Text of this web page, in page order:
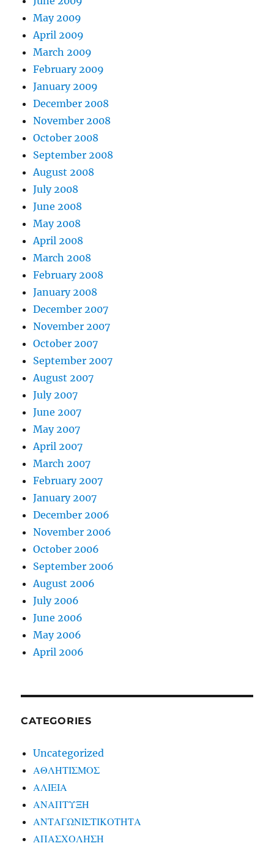
May 2009
April 2009
March 2009
February 2009
January 2009
December 2008
November 2008
October 2008
September 2008
August 2008
July 2008
June 2008
May 2008
April 2008
March 2008
February 2008
January 2008
December 2007
November 2007
October 2007
September 2007
August 2007
July 2007
June 2007
May 2007
April 2007
March 2007
February 2007
January 2007
December 2006
November 2006
October 2006
September 2006
August 2006
July 2006
June 2006
May 2006
April 2006
CATEGORIES
Uncategorized
ΑΘΛΗΤΙΣΜΟΣ
ΑΛΙΕΙΑ
ΑΝΑΠΤΥΞΗ
ΑΝΤΑΓΩΝΙΣΤΙΚΟΤΗΤΑ
ΑΠΑΣΧΟΛΗΣΗ